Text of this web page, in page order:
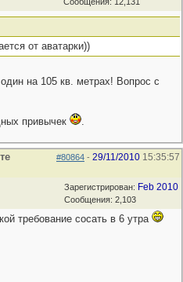
от аватарки))
на 105 кв. метрах! Вопрос с
привычек .
#80864 - 29/11/2010 15:35:57
Зарегистрирован: Feb 2010
Сообщения: 2,103
требование сосать в 6 утра